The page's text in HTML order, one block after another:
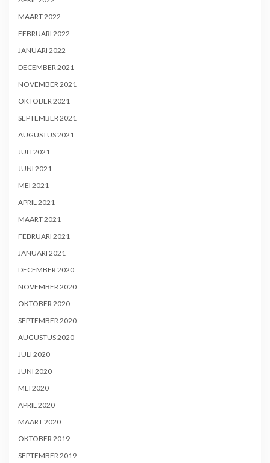
MAART 2022
FEBRUARI 2022
JANUARI 2022
DECEMBER 2021
NOVEMBER 2021
OKTOBER 2021
SEPTEMBER 2021
AUGUSTUS 2021
JULI 2021
JUNI 2021
MEI 2021
APRIL 2021
MAART 2021
FEBRUARI 2021
JANUARI 2021
DECEMBER 2020
NOVEMBER 2020
OKTOBER 2020
SEPTEMBER 2020
AUGUSTUS 2020
JULI 2020
JUNI 2020
MEI 2020
APRIL 2020
MAART 2020
OKTOBER 2019
SEPTEMBER 2019